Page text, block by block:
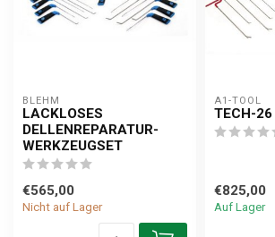
BLEHM
LACKLOSES
DELLENREPARATUR-
WERKZEUGSET
€565,00
Nicht auf Lager
A1-TOOL
TECH-
€825,00
Auf Lager